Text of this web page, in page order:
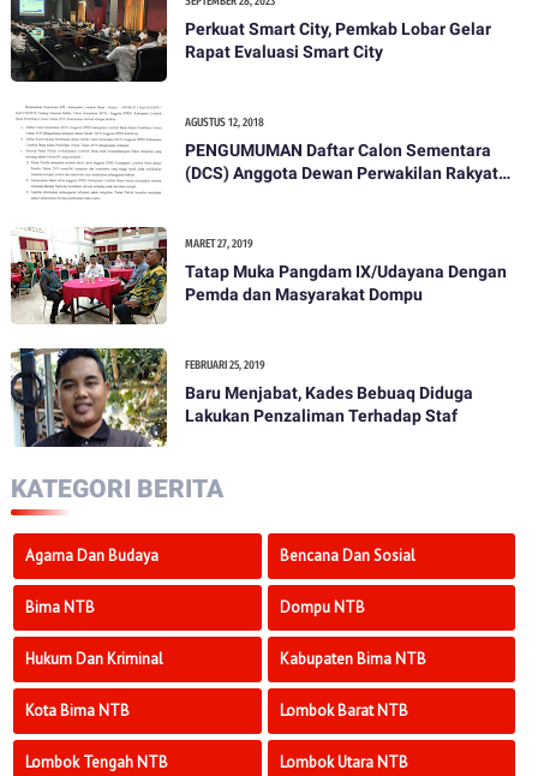
Perkuat Smart City, Pemkab Lobar Gelar
Rapat Evaluasi Smart City
AGUSTUS 12, 2018
PENGUMUMAN Daftar Calon Sementara
(DCS) Anggota Dewan Perwakilan Rakyat
MARET 27, 2019
Tatap Muka Pangdam IX/Udayana Dengan
Pemda dan Masyarakat Dompu
FEBRUARI 25, 2019
Baru Menjabat, Kades Bebuaq Diduga
Lakukan Penzaliman Terhadap Staf
KATEGORI BERITA
Agama Dan Budaya Bencana Dan Sosial
Bima NTB Dompu NTB
Hukum Dan Kriminal Kabupaten Bima NTB
Kota Bima NTB Lombok Barat NTB
Lombok Tengah NTB Lombok Utara NTB